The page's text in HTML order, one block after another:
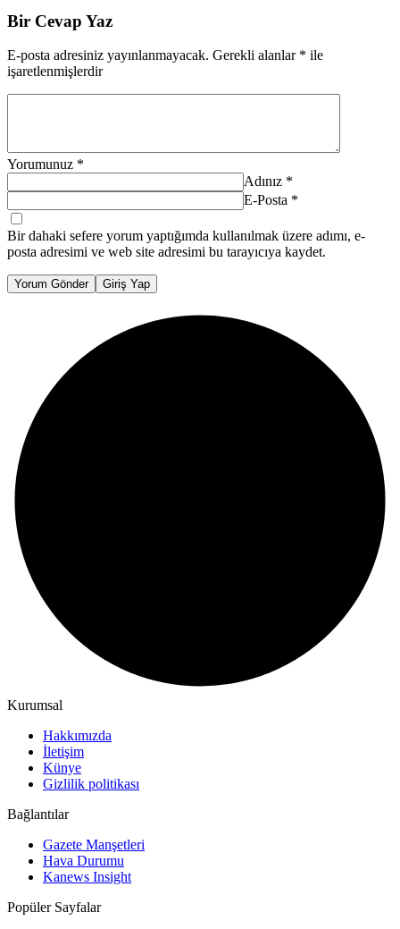
Bir Cevap Yaz
E-posta adresiniz yayınlanmayacak. Gerekli alanlar * ile
işaretlenmişlerdir
Yorumunuz *
Adınız *
E-Posta *
Bir dahaki sefere yorum yaptığımda kullanılmak üzere adımı, e-
posta adresimi ve web site adresimi bu tarayıcıya kaydet.
Yorum Gönder Giriş Yap
Kurumsal
Hakkımızda
İletişim
Künye
Gizlilik politikası
Bağlantılar
Gazete Manşetleri
Hava Durumu
Kanews Insight
Popüler Sayfalar